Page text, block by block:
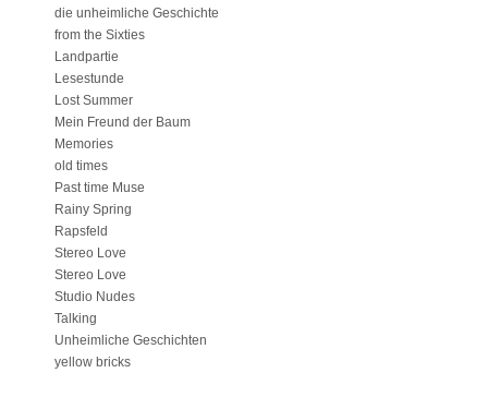
die unheimliche Geschichte
from the Sixties
Landpartie
Lesestunde
Lost Summer
Mein Freund der Baum
Memories
old times
Past time Muse
Rainy Spring
Rapsfeld
Stereo Love
Stereo Love
Studio Nudes
Talking
Unheimliche Geschichten
yellow bricks